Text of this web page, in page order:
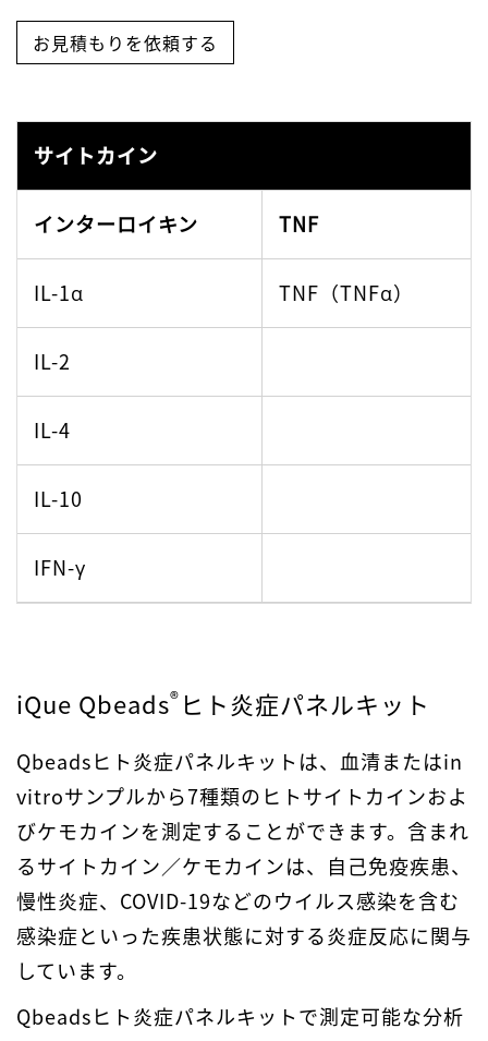
増殖因子
CSF2（GM-CSF）
CSF3（G-CSF）
お見積もりを依頼する
サイトカイン
インターロイキン TNF
IL-1α TNF（TNFα）
IL-2
IL-4
IL-10
IFN-γ
iQue Qbeads® ヒト炎症パネルキット
Qbeadsヒト炎症パネルキットは、血清またはin
vitroサンプルから7種類のヒトサイトカインおよ
びケモカインを測定することができます。含まれ
るサイトカイン／ケモカインは、自己免疫疾患、
慢性炎症、COVID-19などのウイルス感染を含む
感染症といった疾患状態に対する炎症反応に関与
しています。
Qbeadsヒト炎症パネルキットで測定可能な分析